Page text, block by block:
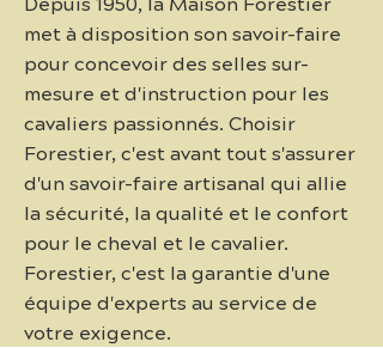
met à disposition son savoir-faire
pour concevoir des selles sur-
mesure et d'instruction pour les
cavaliers passionnés. Choisir
Forestier, c'est avant tout s'assurer
d'un savoir-faire artisanal qui allie
la sécurité, la qualité et le confort
pour le cheval et le cavalier.
Forestier, c'est la garantie d'une
équipe d'experts au service de
votre exigence.